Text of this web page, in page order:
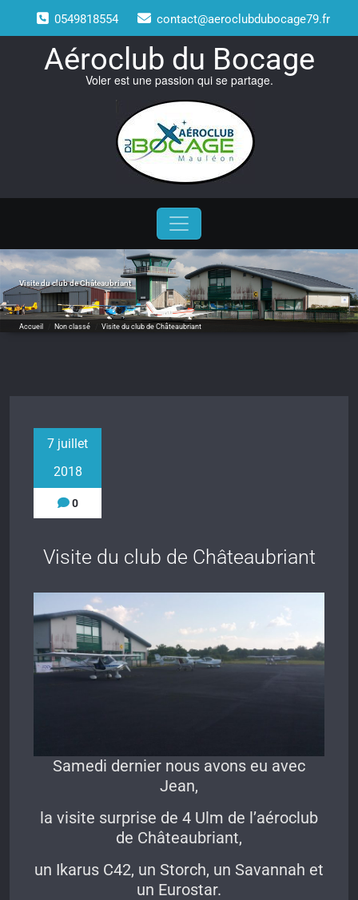
content
0549818554 contact@aeroclubdubocage79.fr
Aéroclub du Bocage
Voler est une passion qui se partage.
Visite du club de Châteaubriant
Accueil Non classé Visite du club de Châteaubriant
7 juillet
2018
0
Visite du club de Châteaubriant
Samedi dernier nous avons eu avec
Jean,
la visite surprise de 4 Ulm de l’aéroclub
de Châteaubriant,
un Ikarus C42, un Storch, un Savannah et
un Eurostar.